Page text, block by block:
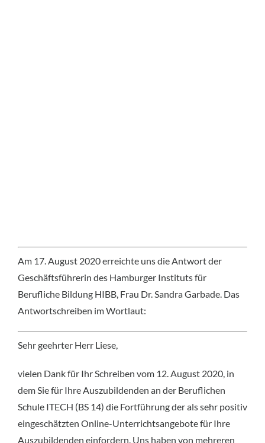
Am 17. August 2020 erreichte uns die Antwort der
Geschäftsführerin des Hamburger Instituts für
Berufliche Bildung HIBB, Frau Dr. Sandra Garbade. Das
Antwortschreiben im Wortlaut:
Sehr geehrter Herr Liese,
vielen Dank für Ihr Schreiben vom 12. August 2020, in
dem Sie für Ihre Auszubildenden an der Beruflichen
Schule ITECH (BS 14) die Fortführung der als sehr positiv
eingeschätzten Online-Unterrichtsangebote für Ihre
Auszubildenden einfordern. Uns haben von mehreren